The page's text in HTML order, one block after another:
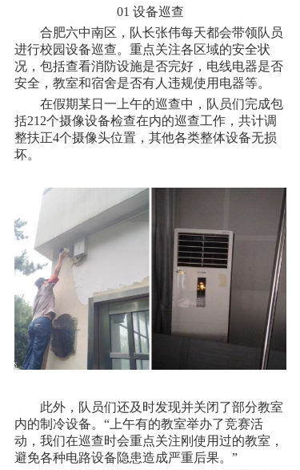
01 设备巡查
合肥六中南区，队长张伟每天都会带领队员
进行校园设备巡查。重点关注各区域的安全状
况，包括查看消防设施是否完好，电线电器是否
安全，教室和宿舍是否有人违规使用电器等。
在假期某日一上午的巡查中，队员们完成包
括212个摄像设备检查在内的巡查工作，共计调
整扶正4个摄像头位置，其他各类整体设备无损
坏。
此外，队员们还及时发现并关闭了部分教室
内的制冷设备。“上午有的教室举办了竞赛活
动，我们在巡查时会重点关注刚使用过的教室，
避免各种电路设备隐患造成严重后果。”